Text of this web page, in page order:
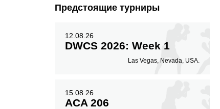
Предстоящие турниры
12.08.26
DWCS 2026: Week 1
Las Vegas, Nevada, USA.
15.08.26
ACA 206